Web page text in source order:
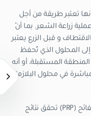
تعتبر طريقة من أجل
زراعة الشعر. بما أنّ
و قبل الزرع يعتبر
إلى المحلول الذي تُحفظ
المستقبلة، أو أنه
في محلول البلازما.
على الرغم من أنّ تقنية البلازما الغنية بالصفائح (PRP) تحقق نتائج